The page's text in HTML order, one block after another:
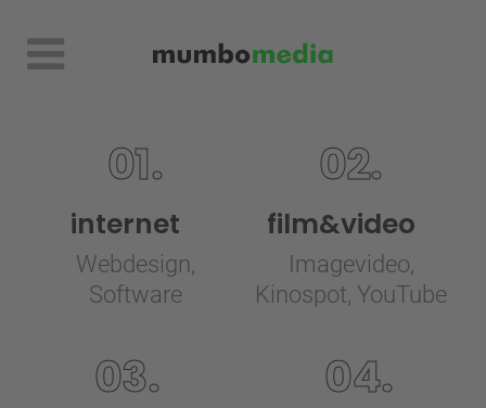
01.
internet
Webdesign,
Software
02.
film&video
Imagevideo,
Kinospot, YouTube
03. 04.